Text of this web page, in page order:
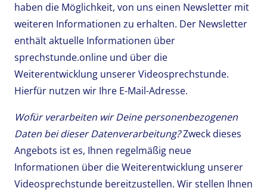
haben die Möglichkeit, von uns einen Newsletter mit
weiteren Informationen zu erhalten. Der Newsletter
enthält aktuelle Informationen über
sprechstunde.online und über die
Weiterentwicklung unserer Videosprechstunde.
Hierfür nutzen wir Ihre E-Mail-Adresse.
Wofür verarbeiten wir Deine personenbezogenen
Daten bei dieser Datenverarbeitung?Zweck dieses
Angebots ist es, Ihnen regelmäßig neue
Informationen über die Weiterentwicklung unserer
Videosprechstunde bereitzustellen. Wir stellen Ihnen